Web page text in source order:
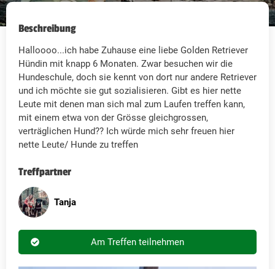
Beschreibung
Halloooo...ich habe Zuhause eine liebe Golden Retriever
Hündin mit knapp 6 Monaten. Zwar besuchen wir die
Hundeschule, doch sie kennt von dort nur andere Retriever
und ich möchte sie gut sozialisieren. Gibt es hier nette
Leute mit denen man sich mal zum Laufen treffen kann,
mit einem etwa von der Grösse gleichgrossen,
verträglichen Hund?? Ich würde mich sehr freuen hier
nette Leute/ Hunde zu treffen
Treffpartner
Tanja
Am Treffen teilnehmen